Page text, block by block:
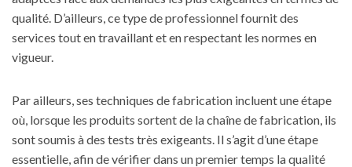
qualité. D’ailleurs, ce type de professionnel fournit des
services tout en travaillant et en respectant les normes en
vigueur.
Par ailleurs, ses techniques de fabrication incluent une étape
où, lorsque les produits sortent de la chaîne de fabrication, ils
sont soumis à des tests très exigeants. Il s’agit d’une étape
essentielle, afin de vérifier dans un premier temps la qualité